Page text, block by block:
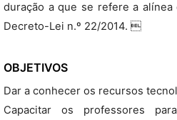
duração a que se refere a
Decreto-Lei n.º 22/2014. 
OBJETIVOS
Dar a conhecer os recursos
Capacitar os professores